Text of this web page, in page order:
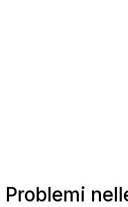
Problemi